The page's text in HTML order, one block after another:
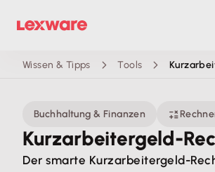
Wissen & Tipps Tools
Buchhaltung & Finanzen
Kurzarbeitergeld-
Der smarte Kurzarbeitergeld-